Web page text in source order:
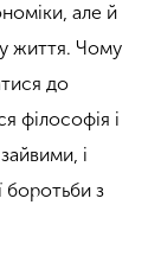
але й
життя. Чому
до
філософія і
і
боротьби з